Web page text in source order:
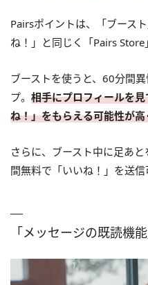
Pairsポイントは、「ブース
ね！」と同じく「Pairs Store
ブーストを使うと、60分間
プ。 相手にプロフィールを
ね！」をもらえる可能性が
さらに、ブースト中に足あ
間無料で「いいね！」を送信
「メッセージの既読機